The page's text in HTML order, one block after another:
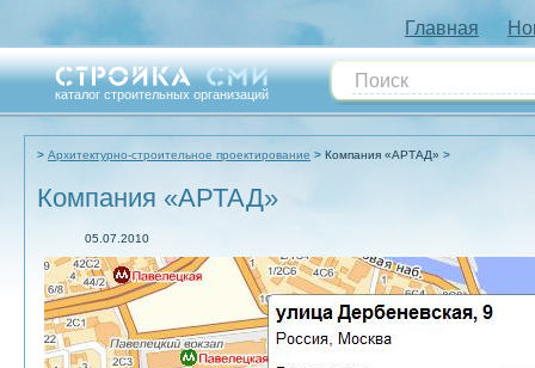
Главная
каталог строительных организаций
Архитектурно-строительное проектирование Компания «АРТАД»
Компания «АРТАД»
05.07.2010